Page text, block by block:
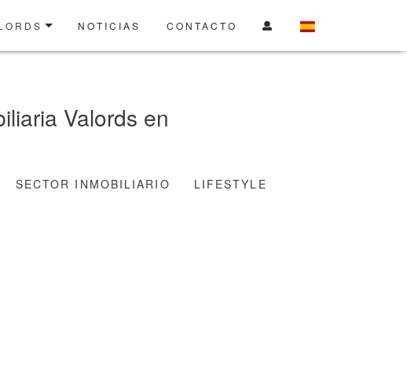
NOTICIAS CONTACTO
Valords en
SECTOR INMOBILIARIO LIFESTYLE